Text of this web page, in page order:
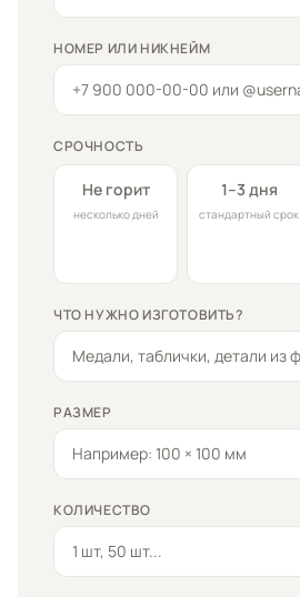
НОМЕР ИЛИ НИКНЕЙМ
СРОЧНОСТЬ
Не горит
несколько дней
1–3 дня
стандартный срок
ЧТО НУЖНО ИЗГОТОВИТЬ?
РАЗМЕР
КОЛИЧЕСТВО